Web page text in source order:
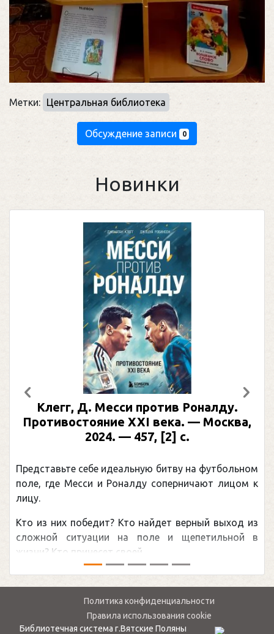
Метки: Центральная библиотека
Обсуждение записи 0
Новинки
Роналду.
века. — Москва,
битву на футбольном
соперничают лицом к
верный выход из
и щепетильной в
Рабинер, И. Я.
иллюстрированная
Москва, 2024 (макет
обсуждаемая хоккейная
мире.Перед сезоном
— ...
Предыдущий
Политика конфиденциальности
Правила использования cookie
Библиотечная система г.Вятские Поляны